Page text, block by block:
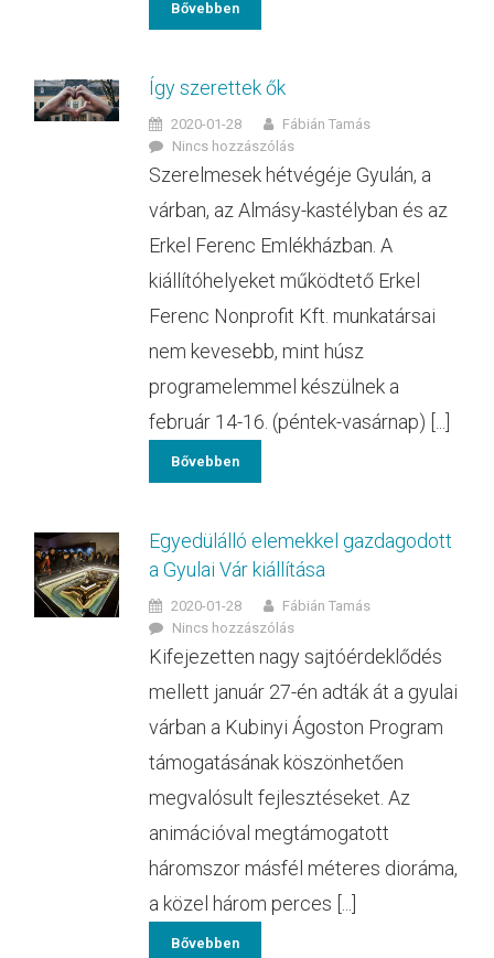
Bővebben
Így szerettek ők
2020-01-28
Fábián Tamás
Nincs hozzászólás
Szerelmesek hétvégéje Gyulán, a
várban, az Almásy-kastélyban és az
Erkel Ferenc Emlékházban. A
kiállítóhelyeket működtető Erkel
Ferenc Nonprofit Kft. munkatársai
nem kevesebb, mint húsz
programelemmel készülnek a
február 14-16. (péntek-vasárnap) [...]
Bővebben
Egyedülálló elemekkel gazdagodott
a Gyulai Vár kiállítása
2020-01-28
Fábián Tamás
Nincs hozzászólás
Kifejezetten nagy sajtóérdeklődés
mellett január 27-én adták át a gyulai
várban a Kubinyi Ágoston Program
támogatásának köszönhetően
megvalósult fejlesztéseket. Az
animációval megtámogatott
háromszor másfél méteres dioráma,
a közel három perces [...]
Bővebben